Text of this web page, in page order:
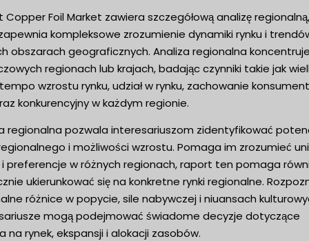
Copper Foil Market zawiera szczegółową analizę regionalną,
kompleksowe zrozumienie dynamiki rynku i
obszarach geograficznych. Analiza regionalna
regionach lub krajach, badając czynniki takie jak
wzrostu rynku, udział w rynku, zachowanie
konkurencyjny w każdym regionie.
regionalna pozwala interesariuszom zidentyfikować
i możliwości wzrostu. Pomaga im zrozumieć
preferencje w różnych regionach, raport ten pomaga
ukierunkować się na konkretne rynki regionalne.
różnice w popycie, sile nabywczej i niuansach
mogą podejmować świadome decyzje dotyczące
na rynek, ekspansji i alokacji zasobów.